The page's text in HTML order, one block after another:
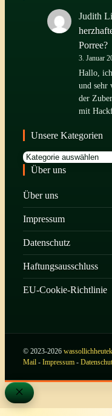
Judith
Porree?
3. Januar
Hallo,
und sehr
der
mit
Unsere Kategorien
Kategorien
Über uns
Über uns
Impressum
Datenschutz
Haftungsausschluss
EU-Cookie-Richtlinie
© 2023-2026
Mail - Impressum -
Schließen